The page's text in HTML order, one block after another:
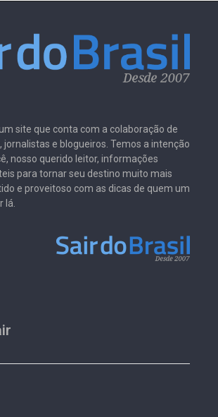
site que conta com a colaboração de
jornalistas e blogueiros. Temos a intenção
nosso querido leitor, informações
para tornar seu destino muito mais
e proveitoso com as dicas de quem um
lá.